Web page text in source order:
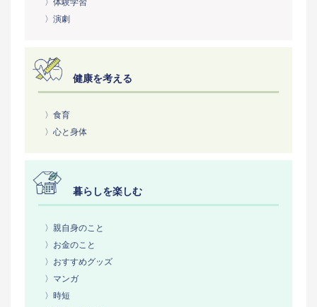
〉体験学習
〉演劇
健康を考える
〉食育
〉心と身体
暮らしを楽しむ
〉親自身のこと
〉お金のこと
〉おすすめグッズ
〉マンガ
〉時短